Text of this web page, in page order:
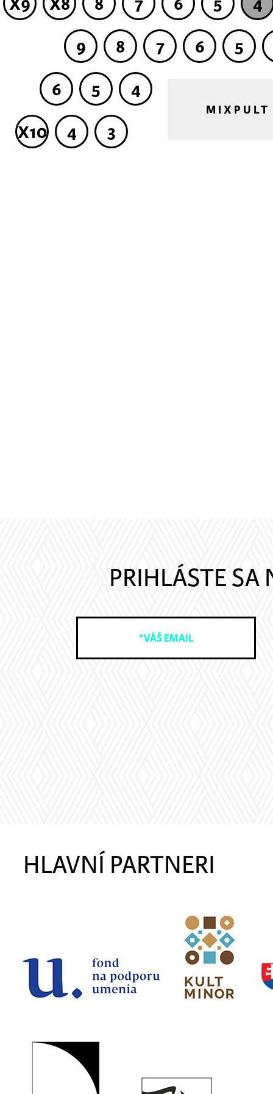
5
6
7
8
9
4
5
6
3
4
X10
MIXPULT
PRIHLÁSTE
HLAVNÍ PARTNERI